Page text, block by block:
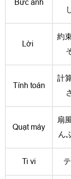
Bức ảnh
Lời
約
Tính toán
計
Quạt máy
扇
ん
Ti vi